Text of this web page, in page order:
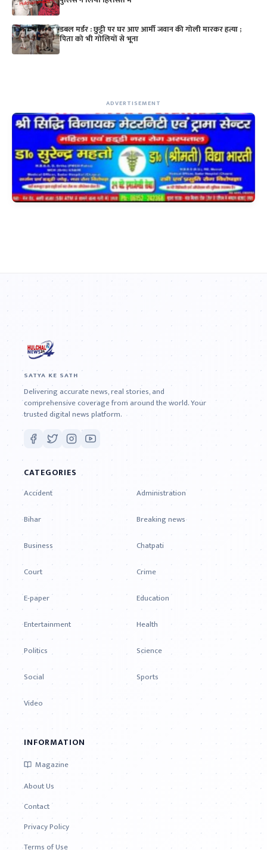
डबल मर्डर : छुट्टी पर घर आए आर्मी जवान की गोली मारकर हत्या ;
पिता को भी गोलियों से भूना
ADVERTISEMENT
SATYA KE SATH
Delivering accurate news, real stories, and
comprehensive coverage from around the world. Your
trusted digital news platform.
CATEGORIES
Accident
Administration
Bihar
Breaking news
Business
Chatpati
Court
Crime
E-paper
Education
Entertainment
Health
Politics
Science
Social
Sports
Video
INFORMATION
Magazine
About Us
Contact
Privacy Policy
Terms of Use